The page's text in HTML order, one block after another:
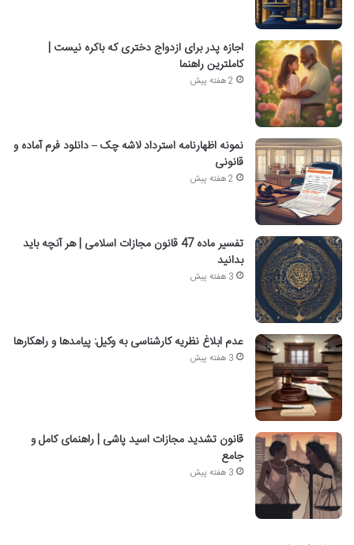
اجازه پدر برای ازدواج دختری که باکره نیست |
کاملترین راهنما
2 هفته پیش
نمونه اظهارنامه استرداد لاشه چک – دانلود فرم آماده و
قانونی
2 هفته پیش
تفسیر ماده 47 قانون مجازات اسلامی | هر آنچه باید
بدانید
3 هفته پیش
عدم ابلاغ نظریه کارشناسی به وکیل: پیامدها و راهکارها
3 هفته پیش
قانون تشدید مجازات اسید پاشی | راهنمای کامل و
جامع
3 هفته پیش